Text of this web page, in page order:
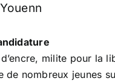
milite pour la
de nombreux jeunes